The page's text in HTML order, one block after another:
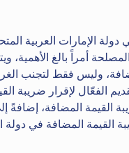
الإمارات العربية
أمراً بالغ
وليس فقط لتجنب
الفعّال لإقرار ضريبة
القيمة المضافة، إضافةً
القيمة المضافة في دولة